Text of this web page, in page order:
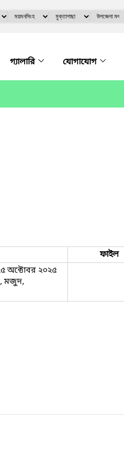
গ্যালারি যোগাযোগ
ফাইল
অক্টোবর ২০২৫
মজুদ,